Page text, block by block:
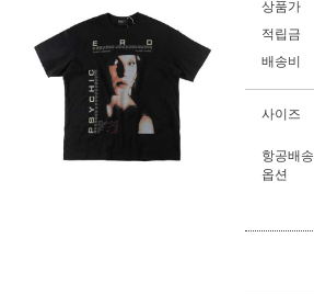
상품가
적립금
배송비
사이즈
항공배송
옵션